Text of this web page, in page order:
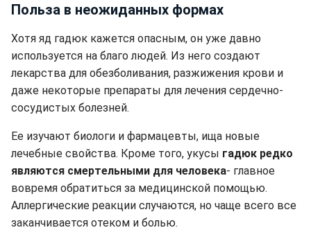
Польза в неожиданных формах
Хотя яд гадюк кажется опасным, он уже давно
используется на благо людей. Из него создают
лекарства для обезболивания, разжижения крови и
даже некоторые препараты для лечения сердечно-
сосудистых болезней.
Ее изучают биологи и фармацевты, ища новые
лечебные свойства. Кроме того, укусы гадюк редко
являются смертельными для человека- главное
вовремя обратиться за медицинской помощью.
Аллергические реакции случаются, но чаще всего все
заканчивается отеком и болью.